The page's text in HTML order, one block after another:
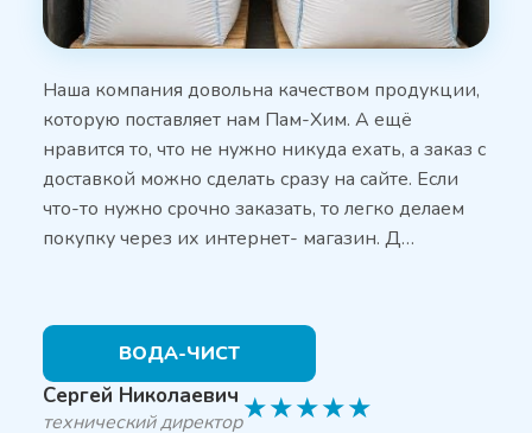
Наша компания довольна качеством продукции,
которую поставляет нам Пам-Хим. А ещё
нравится то, что не нужно никуда ехать, а заказ с
доставкой можно сделать сразу на сайте. Если
что-то нужно срочно заказать, то легко делаем
покупку через их интернет- магазин. Д…
ВОДА-ЧИСТ
Сергей Николаевич
технический директор★★★★★